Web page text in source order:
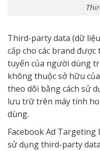
Third-party data (dữ
cấp cho các brand
tuyến của người dùng
không thuộc sở hữu
theo dõi bằng cách sử
lưu trữ trên máy tính
dùng.
Facebook Ad Targeting
sử dụng third-party